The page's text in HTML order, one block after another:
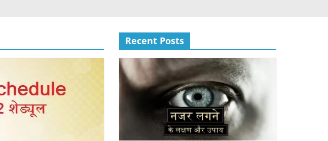
Recent Posts